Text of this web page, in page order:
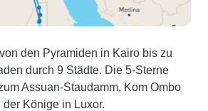
den Pyramiden in Kairo bis zu
durch 9 Städte. Die 5-Sterne
Assuan-Staudamm, Kom Ombo
Könige in Luxor.